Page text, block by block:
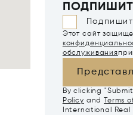
Этот сайт
обслуживания
By clicking
Policy and Terms
International